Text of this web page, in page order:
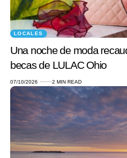
LOCALES
Una noche de moda
becas de LULAC Ohio
07/10/2026 2 MIN READ